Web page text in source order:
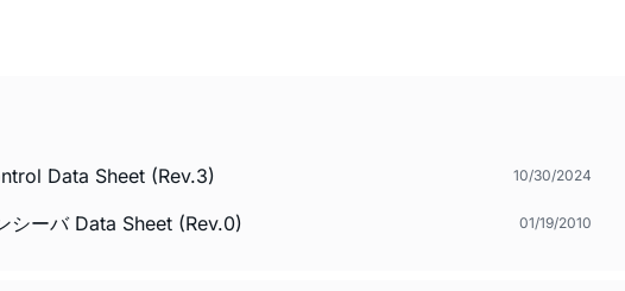
Data Sheet (Rev.3) 10/30/2024
シーバ Data Sheet (Rev.0) 01/19/2010